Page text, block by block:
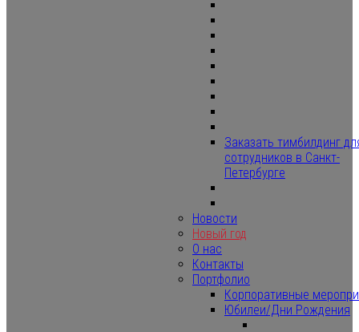
Заказать тимбилдинг
сотрудников в Санкт-
Петербурге
Новости
Новый год
О нас
Контакты
Портфолио
Корпоративные
Юбилеи/Дни Рождения